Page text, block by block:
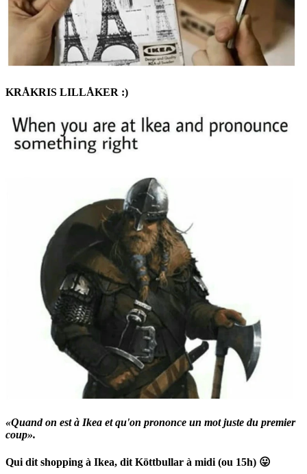
KRÅKRIS LILLÅKER :)
«Quand on est à Ikea et qu'on prononce un mot juste du premier
coup».
Qui dit shopping à Ikea, dit Köttbullar à midi (ou 15h) 😛